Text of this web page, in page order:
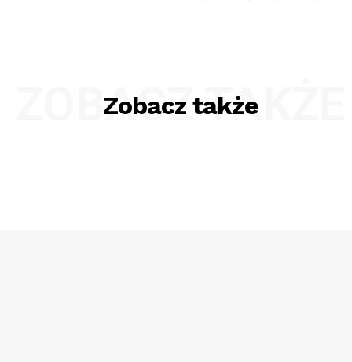
Zobacz także
ZOBACZ TAKŻE